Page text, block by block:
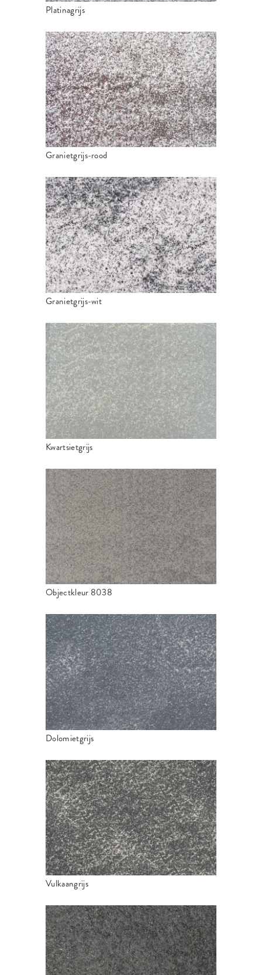
Platinagrijs
Granietgrijs-rood
Granietgrijs-wit
Kwartsietgrijs
Objectkleur 8038
Dolomietgrijs
Vulkaangrijs